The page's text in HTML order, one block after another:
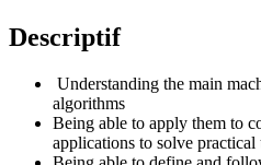
Descriptif
Understanding the main
algorithms
Being able to apply them to
applications to solve practical